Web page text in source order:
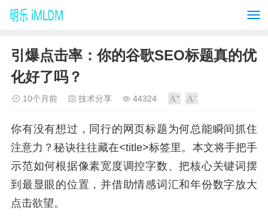
引爆点击率：你的谷歌SEO标题真的优
化好了吗？
10个月前 技术分享 44324
你有没有想过，同行的网页标题为何总能瞬间抓住
注意力？秘诀往往藏在<title>标签里。本文将手把手
示范如何根据像素宽度调控字数、把核心关键词摆
到最显眼的位置，并借助情感词汇和年份数字放大
点击欲望。